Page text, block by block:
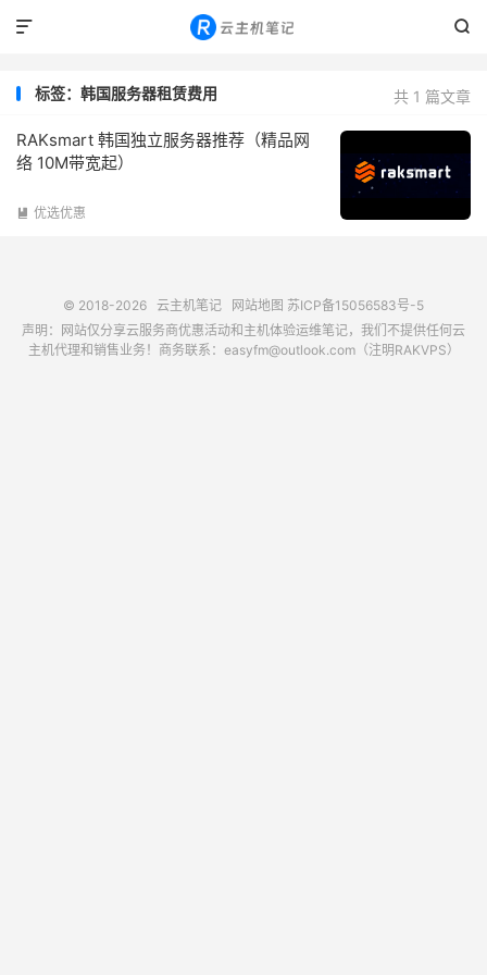


共 1 篇文章
标签：韩国服务器租赁费用
RAKsmart 韩国独立服务器推荐（精品网
络 10M带宽起）
 优选优惠
© 2018-2026 云主机笔记 网站地图 苏ICP备15056583号-5
声明：网站仅分享云服务商优惠活动和主机体验运维笔记，我们不提供任何云
主机代理和销售业务！商务联系：easyfm@outlook.com（注明RAKVPS）